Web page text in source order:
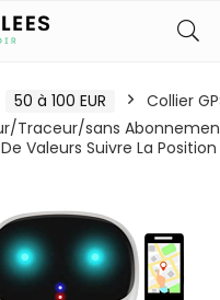
50 à 100 EUR
Collier
Traceur/sans
Valeurs Suivre La